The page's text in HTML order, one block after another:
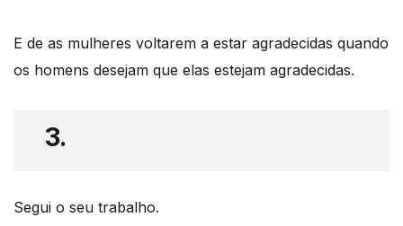
E de as mulheres voltarem a estar agradecidas quando
os homens desejam que elas estejam agradecidas.
3.
Segui o seu trabalho.